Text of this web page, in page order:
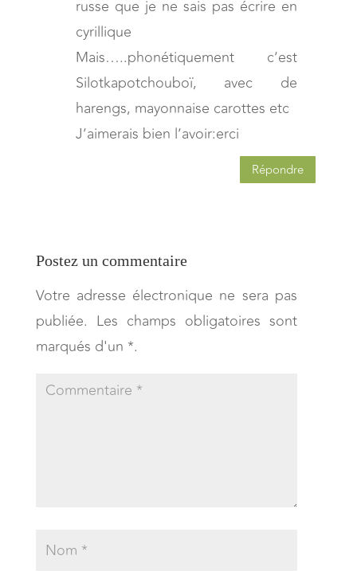
russe que je ne sais pas écrire en
cyrillique
Mais…..phonétiquement c’est
Silotkapotchouboï, avec de
harengs, mayonnaise carottes etc
J’aimerais bien l’avoir:erci
Répondre
Postez un commentaire
Votre adresse électronique ne sera pas
publiée. Les champs obligatoires sont
marqués d'un *.